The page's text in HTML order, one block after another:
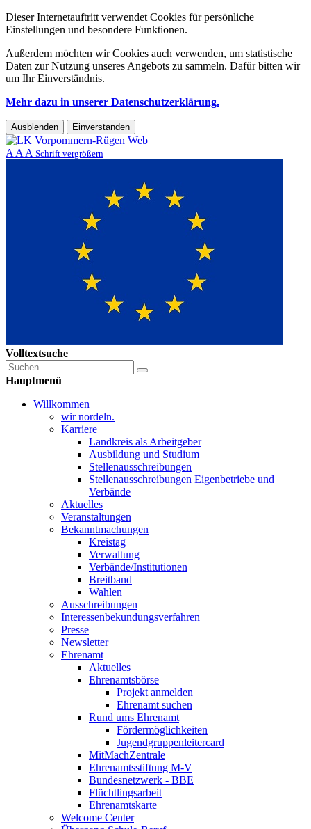
Dieser Internetauftritt verwendet Cookies für persönliche
Einstellungen und besondere Funktionen.
Außerdem möchten wir Cookies auch verwenden, um statistische
Daten zur Nutzung unseres Angebots zu sammeln. Dafür bitten wir
um Ihr Einverständnis.
Mehr dazu in unserer Datenschutzerklärung.
Ausblenden Einverstanden
A A A Schrift vergrößern
Volltextsuche
Hauptmenü
Willkommen
wir nordeln.
Karriere
Landkreis als Arbeitgeber
Ausbildung und Studium
Stellenausschreibungen
Stellenausschreibungen Eigenbetriebe und
Verbände
Aktuelles
Veranstaltungen
Bekanntmachungen
Kreistag
Verwaltung
Verbände/Institutionen
Breitband
Wahlen
Ausschreibungen
Interessen­bekundungsverfahren
Presse
Newsletter
Ehrenamt
Aktuelles
Ehrenamtsbörse
Projekt anmelden
Ehrenamt suchen
Rund ums Ehrenamt
Fördermöglichkeiten
Jugendgruppenleitercard
MitMachZentrale
Ehrenamtsstiftung M-V
Bundesnetzwerk - BBE
Flüchtlingsarbeit
Ehrenamtskarte
Welcome Center